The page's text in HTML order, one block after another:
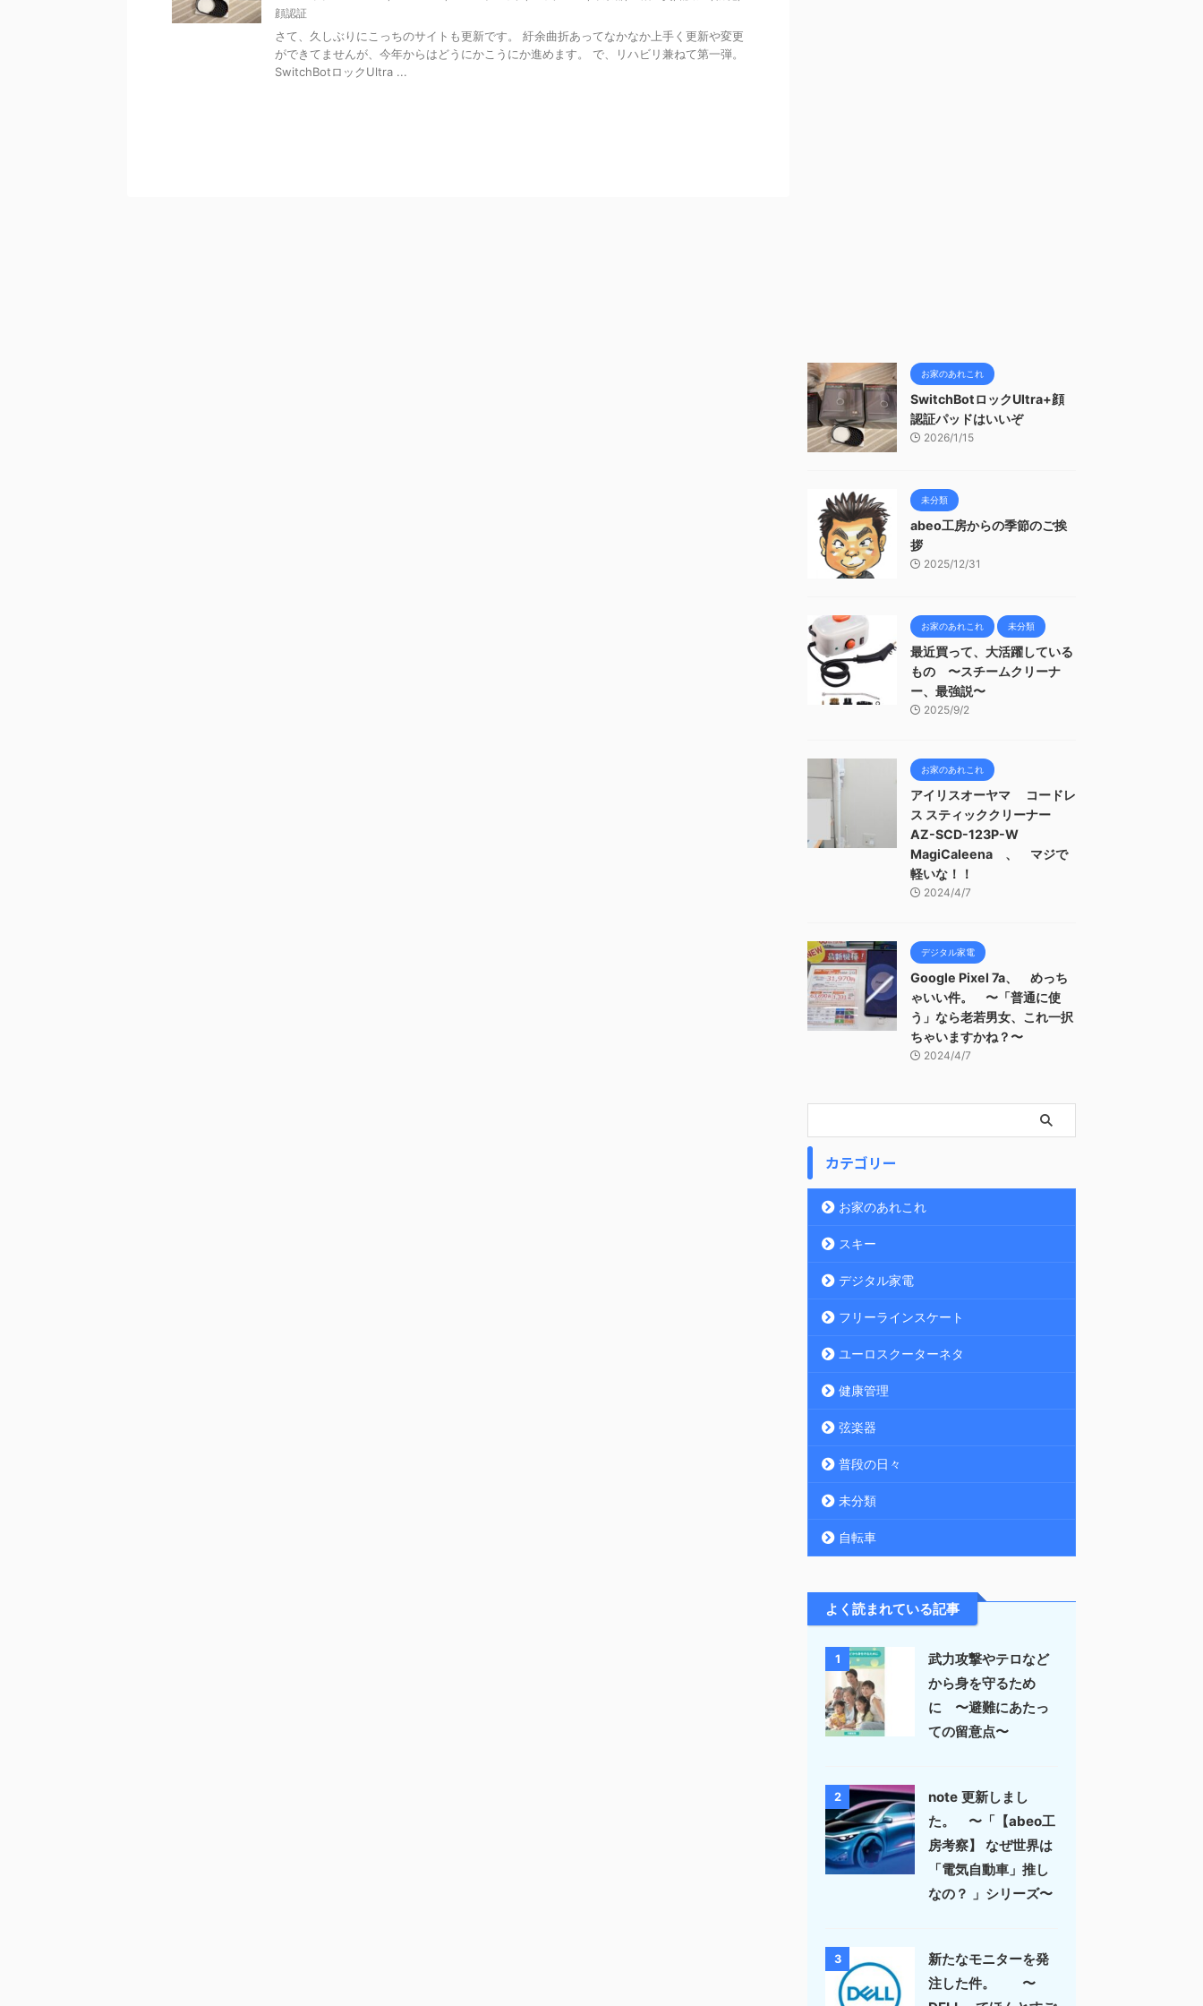
顔認証
さて、久しぶりにこっちのサイトも更新です。 紆余曲折あってなかなか上手く更新や変更
ができてませんが、今年からはどうにかこうにか進めます。 で、リハビリ兼ねて第一弾。
SwitchBotロックUltra ...
お家のあれこれ
SwitchBotロックUltra+顔
認証パッドはいいぞ
2026/1/15
未分類
abeo工房からの季節のご挨
拶
2025/12/31
お家のあれこれ 未分類
最近買って、大活躍している
もの 〜スチームクリーナ
ー、最強説〜
2025/9/2
お家のあれこれ
アイリスオーヤマ コードレ
ス スティッククリーナー
AZ-SCD-123P-W
MagiCaleena 、 マジで
軽いな！！
2024/4/7
デジタル家電
Google Pixel 7a、 めっち
ゃいい件。 〜「普通に使
う」なら老若男女、これ一択
ちゃいますかね？〜
2024/4/7
カテゴリー
お家のあれこれ
スキー
デジタル家電
フリーラインスケート
ユーロスクーターネタ
健康管理
弦楽器
普段の日々
未分類
自転車
よく読まれている記事
1
武力攻撃やテロなど
から身を守るため
に 〜避難にあたっ
ての留意点〜
2
note 更新しまし
た。 〜「【abeo工
房考察】 なぜ世界は
「電気自動車」推し
なの？ 」シリーズ〜
3
新たなモニターを発
注した件。 〜